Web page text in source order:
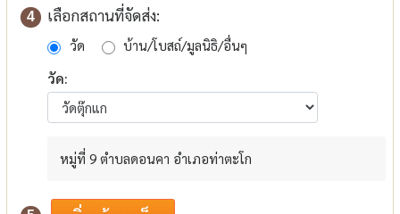
4 เลือกสถานที่จัดส่ง:
วัด
บ้าน/โบสถ์/มูลนิธิ/อื่นๆ
วัด:
หมู่ที่ 9 ตำบลดอนคา อำเภอท่าตะโก